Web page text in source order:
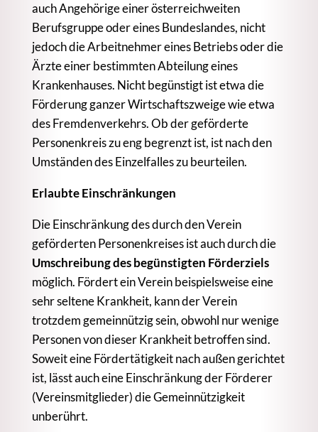
auch Angehörige einer österreichweiten
Berufsgruppe oder eines Bundeslandes, nicht
jedoch die Arbeitnehmer eines Betriebs oder die
Ärzte einer bestimmten Abteilung eines
Krankenhauses. Nicht begünstigt ist etwa die
Förderung ganzer Wirtschaftszweige wie etwa
des Fremdenverkehrs. Ob der geförderte
Personenkreis zu eng begrenzt ist, ist nach den
Umständen des Einzelfalles zu beurteilen.
Erlaubte Einschränkungen
Die Einschränkung des durch den Verein
geförderten Personenkreises ist auch durch die
Umschreibung des begünstigten Förderziels
möglich. Fördert ein Verein beispielsweise eine
sehr seltene Krankheit, kann der Verein
trotzdem gemeinnützig sein, obwohl nur wenige
Personen von dieser Krankheit betroffen sind.
Soweit eine Fördertätigkeit nach außen gerichtet
ist, lässt auch eine Einschränkung der Förderer
(Vereinsmitglieder) die Gemeinnützigkeit
unberührt.